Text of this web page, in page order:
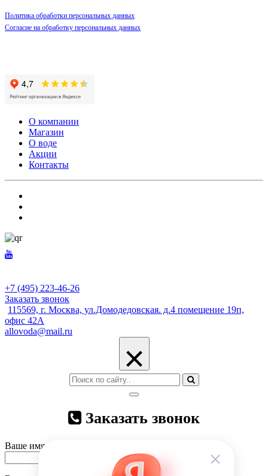
Политика обработки персональных данных
Согласие на обработку персональных данных
О компании
Магазин
О воде
Акции
Контакты
+7 (495) 223-46-26
Заказать звонок
115569, г. Москва, ул.Домодедовская. д.4 помещение 19п,
офис 42А
allovoda@mail.ru
×
Заказать звонок
Ваше имя